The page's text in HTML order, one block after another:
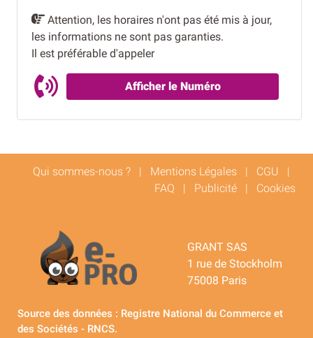
Attention, les horaires n'ont pas été mis à jour,
les informations ne sont pas garanties.
Il est préférable d'appeler
Afficher le Numéro
Qui sommes-nous ? | Mentions Légales | CGU |
FAQ | Publicité | Cookies
GRANT SAS
1 rue de Stockholm
75008 Paris
Source des données : Registre National du Commerce et
des Sociétés - RNCS.